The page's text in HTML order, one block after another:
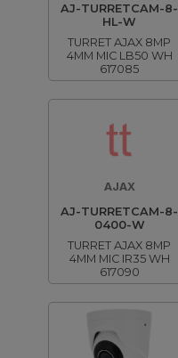
AJ-TURRETCAM-8-
HL-W
TURRET AJAX 8MP
4MM MIC LB50 WH
617085
AJAX
AJ-TURRETCAM-8-
0400-W
TURRET AJAX 8MP
4MM MIC IR35 WH
617090